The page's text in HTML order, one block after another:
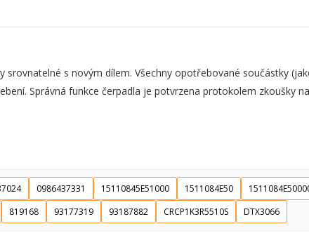
s novým dílem. Všechny opotřebované součástky
Správná funkce čerpadla je potvrzena protokolem zkoušky
0986437331 15110845E51000 1511084E50
819168 93177319 93187882 CRCP1K3R5510S DTX3066